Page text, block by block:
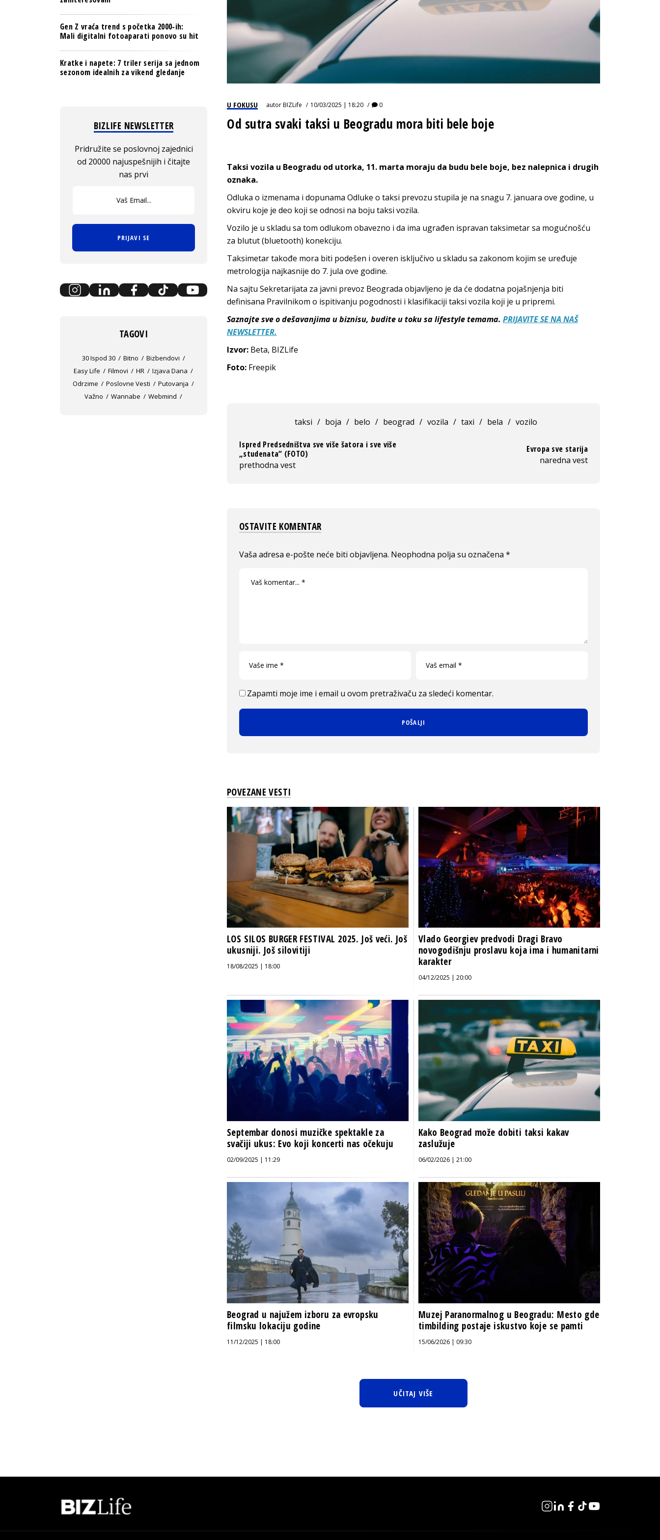
U FOKUSU autorBIZLife 10/03/2025 | 18:20 0
Od sutra svaki taksi u Beogradu mora biti bele boje
Taksi vozila u Beogradu od utorka, 11. marta moraju da budu bele boje, bez nalepnica i drugih
oznaka.
Odluka o izmenama i dopunama Odluke o taksi prevozu stupila je na snagu 7. januara ove godine, u
okviru koje je deo koji se odnosi na boju taksi vozila.
Vozilo je u skladu sa tom odlukom obavezno i da ima ugrađen ispravan taksimetar sa mogućnošću
za blutut (bluetooth) konekciju.
Taksimetar takođe mora biti podešen i overen isključivo u skladu sa zakonom kojim se uređuje
metrologija najkasnije do 7. jula ove godine.
Na sajtu Sekretarijata za javni prevoz Beograda objavljeno je da će dodatna pojašnjenja biti
definisana Pravilnikom o ispitivanju pogodnosti i klasifikaciji taksi vozila koji je u pripremi.
Saznajte sve o dešavanjima u biznisu, budite u toku sa lifestyle temama. PRIJAVITE SE NA NAŠ
NEWSLETTER.
Izvor: Beta, BIZLife
Foto: Freepik
taksi / boja / belo / beograd / vozila / taxi / bela / vozilo
Ispred Predsedništva sve više šatora i sve više
„studenata“ (FOTO)
prethodna vest
Evropa sve starija
naredna vest
OSTAVITE KOMENTAR
Vaša adresa e-pošte neće biti objavljena. Neophodna polja su označena *
Zapamti moje ime i email u ovom pretraživaču za sledeći komentar.
POVEZANE VESTI
LOS SILOS BURGER FESTIVAL 2025. Još veći. Još
ukusniji. Još silovitiji
18/08/2025 | 18:00
Vlado Georgiev predvodi Dragi Bravo
novogodišnju proslavu koja ima i humanitarni
karakter
04/12/2025 | 20:00
Septembar donosi muzičke spektakle za
svačiji ukus: Evo koji koncerti nas očekuju
02/09/2025 | 11:29
Kako Beograd može dobiti taksi kakav
zaslužuje
06/02/2026 | 21:00
Beograd u najužem izboru za evropsku
filmsku lokaciju godine
11/12/2025 | 18:00
Muzej Paranormalnog u Beogradu: Mesto gde
timbilding postaje iskustvo koje se pamti
15/06/2026 | 09:30
UČITAJ VIŠE
Gen Z vraća trend s početka 2000-ih:
Mali digitalni fotoaparati ponovo su hit
Kratke i napete: 7 triler serija sa jednom
sezonom idealnih za vikend gledanje
BIZLIFE NEWSLETTER
Pridružite se poslovnoj zajednici
od 20000 najuspešnijih i čitajte
nas prvi
PRIJAVI SE
TAGOVI
30 Ispod 30 Bitno
Bizbendovi
Easy Life
Filmovi HR
Izjava Dana
Odrzime
Poslovne Vesti
Putovanja
Važno
Wannabe Webmind